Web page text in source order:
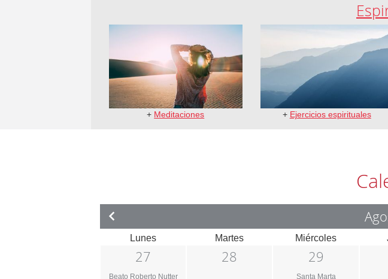
+ Meditaciones + Ejercicios espirituales
Lunes Martes Miércoles
27
Beato Roberto Nutter
28 29
Santa Marta